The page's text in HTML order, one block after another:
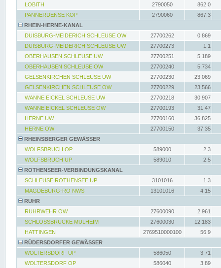
LOBITH
2790050
862.0
PANNERDENSE KOP
2790060
867.3
RHEIN-HERNE-KANAL
DUISBURG-MEIDERICH SCHLEUSE OW
27700262
0.869
DUISBURG-MEIDERICH SCHLEUSE UW
27700273
1.1
OBERHAUSEN SCHLEUSE UW
27700251
5.189
OBERHAUSEN SCHLEUSE OW
27700240
5.734
GELSENKIRCHEN SCHLEUSE UW
27700230
23.069
GELSENKIRCHEN SCHLEUSE OW
27700229
23.566
WANNE EICKEL SCHLEUSE UW
27700218
30.907
WANNE EICKEL SCHLEUSE OW
27700193
31.47
HERNE UW
27700160
36.825
HERNE OW
27700150
37.35
RHEINSBERGER GEWÄSSER
WOLFSBRUCH OP
589000
2.3
WOLFSBRUCH UP
589010
2.5
ROTHENSEER-VERBINDUNGSKANAL
SCHLEUSE ROTHENSEE UP
3101016
1.3
MAGDEBURG-RO NWS
13101016
4.15
RUHR
RUHRWEHR OW
27600090
2.961
SCHLOSSBRÜCKE MÜLHEIM
27600030
12.183
HATTINGEN
2769510000100
56.9
RÜDERSDORFER GEWÄSSER
WOLTERSDORF UP
586050
3.71
WOLTERSDORF OP
586040
3.89